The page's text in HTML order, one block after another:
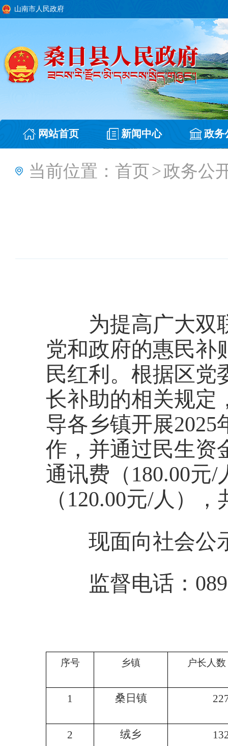
山南市人民政府
网站首页 新闻中心 政务
当前位置： 首页>政务公
为提高广大双联
党和政府的惠民补
民红利。根据区党
长补助的相关规定
导各乡镇开展2025
作，并通过民生资
通讯费（180.00元
（120.00元/人）
现面向社会公
监督电话：
序号 乡镇 户长人
1 桑日镇
2 绒乡